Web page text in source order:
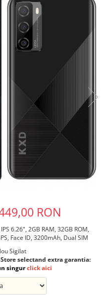
RON
6.26", 2GB RAM, 32GB ROM,
Face ID, 3200mAh, Dual SIM
Sigilat
selectand extra garantia:
singurclick aici